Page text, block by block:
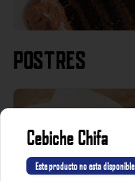
Postres
Cebiche Chifa
Este producto no esta disponible